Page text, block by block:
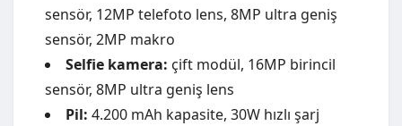
sensör, 12MP telefoto lens, 8MP ultra geniş
sensör, 2MP makro
Selfie kamera: çift ​​modül, 16MP birincil
sensör, 8MP ultra geniş lens
Pil: 4.200 mAh kapasite, 30W hızlı şarj